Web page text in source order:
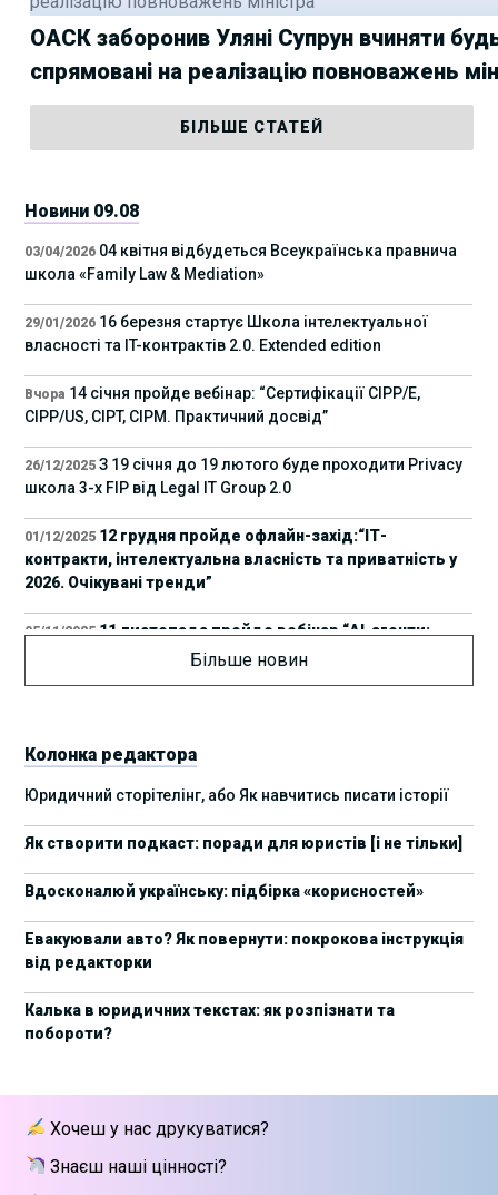
ОАСК заборонив Уляні Супрун вчиняти
спрямовані на реалізацію повноважень
БІЛЬШЕ СТАТЕЙ
Новини 09.08
03/04/2026 04 квітня відбудеться Всеукраїнська правнича
школа «Family Law & Mediation»
29/01/2026 16 березня стартує Школа інтелектуальної
власності та IT-контрактів 2.0. Extended edition
Вчора 14 січня пройде вебінар: “Сертифікації СІРР/Е,
CIPP/US, CIPT, CIPM. Практичний досвід”
26/12/2025 З 19 січня до 19 лютого буде проходити Privacy
школа 3-х FIP від Legal IT Group 2.0
01/12/2025 12 грудня пройде офлайн-захід:“ІТ-
контракти, інтелектуальна власність та приватність у
2026. Очікувані тренди”
05/11/2025 11 листопада пройде вебінар “AI-агенти:
прайвесі, IP та комплаєнс ризики”
17 листопада стартує Школа юридичної
підтримки ШІ-проєктів від Legal IT Group
19/09/2025 4 жовтня пройде щорічний забіг до Дня
09/09/2025 10 жовтня пройдуть XII Міжнародні
01/09/2025 15 вересня стартує сучасна школа
IT Group
25/06/2025
Як юристу працювати з IT-договорами?
Більше новин
Колонка редактора
Юридичний сторітелінг, або Як навчитись писати історії
Як створити подкаст: поради для юристів [і не тільки]
Вдосконалюй українську: підбірка «корисностей»
Евакуювали авто? Як повернути: покрокова інструкція
від редакторки
Калька в юридичних текстах: як розпізнати та
побороти?
Хочеш у нас друкуватися?
Знаєш наші цінності?